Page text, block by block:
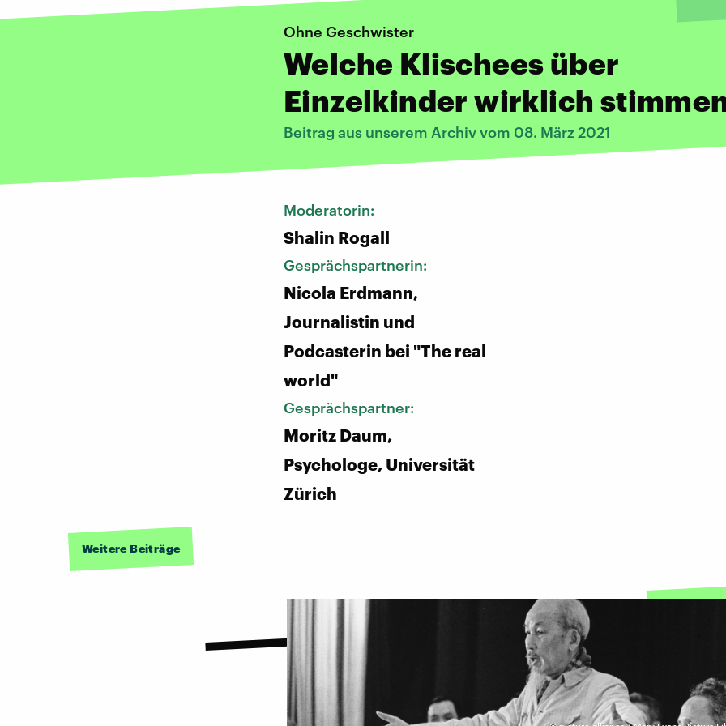
Ohne Geschwister
Welche Klischees über
Einzelkinder wirklich
Beitrag aus unserem Archiv vom 08. März 2021
Moderatorin:
Shalin Rogall
Gesprächspartnerin:
Nicola Erdmann,
Journalistin und
Podcasterin bei "The real
world"
Gesprächspartner:
Moritz Daum,
Psychologe, Universität
Zürich
Weitere Beiträge